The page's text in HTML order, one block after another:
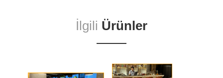
İlgili Ürünler